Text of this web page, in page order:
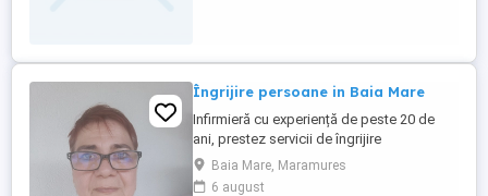
Îngrijire persoane in Baia Mare
Infirmieră cu experiență de peste 20 de
ani, prestez servicii de îngrijire
batrani.Diaponibila între 6 și 8 ore pe zi,de
luni până vineri.
Baia Mare, Maramures
6 august